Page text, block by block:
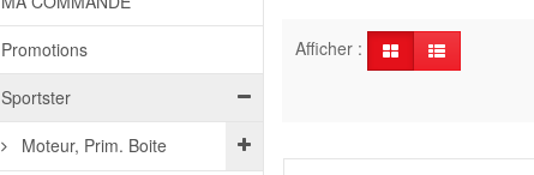
Promotions
Sportster
Moteur, Prim. Boite
Afficher :